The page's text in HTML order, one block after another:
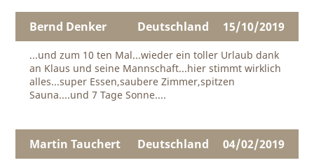
Bernd Denker 15/10/2019
Deutschland
...und zum 10 ten Mal...wieder ein toller Urlaub dank
an Klaus und seine Mannschaft...hier stimmt wirklich
alles...super Essen,saubere Zimmer,spitzen
Sauna....und 7 Tage Sonne....
Martin Tauchert 04/02/2019
Deutschland